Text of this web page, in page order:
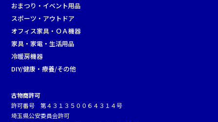
おまつり・イベント用品
スポーツ・アウトドア
オフィス家具・ＯＡ機器
家具・家電・生活用品
冷暖房機器
DIY/健康・療養/その他
古物商許可
許可番号 第４３１３５００６４３１４号
埼玉県公安委員会許可